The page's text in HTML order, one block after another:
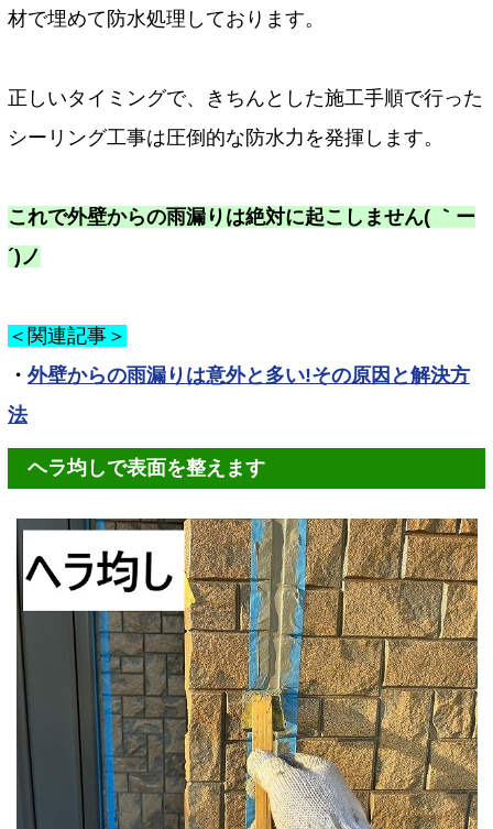
材で埋めて防水処理しております。
正しいタイミングで、きちんとした施工手順で行った
シーリング工事は圧倒的な防水力を発揮します。
これで外壁からの雨漏りは絶対に起こしません( ｀ー
´)ノ
＜関連記事＞
・ 外壁からの雨漏りは意外と多い!その原因と解決方
法
ヘラ均しで表面を整えます